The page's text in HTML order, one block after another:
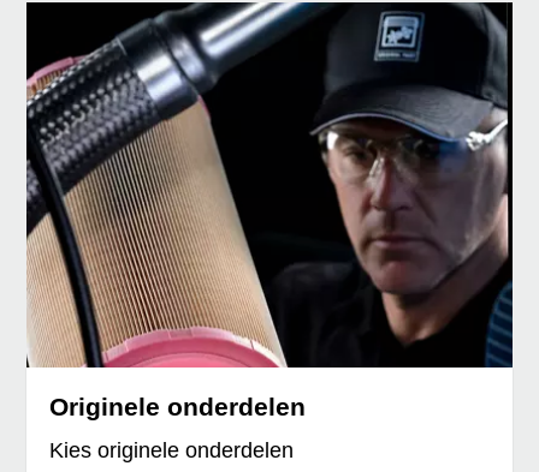
Originele onderdelen
Kies originele onderdelen